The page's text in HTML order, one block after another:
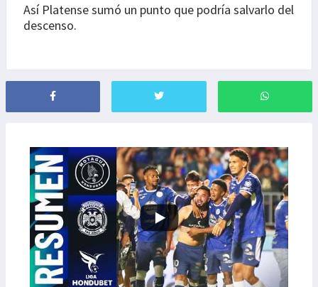
Así Platense sumó un punto que podría salvarlo del
descenso.